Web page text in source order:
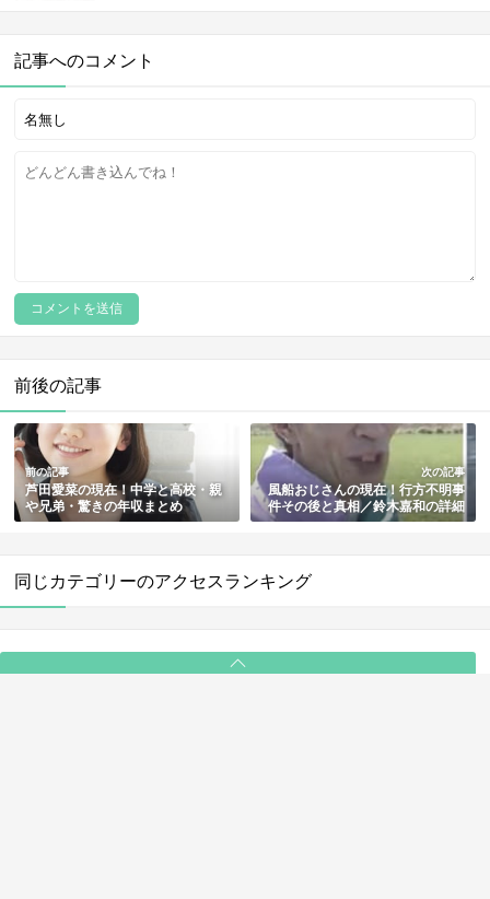
記事へのコメント
前後の記事
前の記事
芦田愛菜の現在！中学と高校・親
や兄弟・驚きの年収まとめ
次の記事
風船おじさんの現在！行方不明事
件その後と真相／鈴木嘉和の詳細
も総まとめ
同じカテゴリーのアクセスランキング